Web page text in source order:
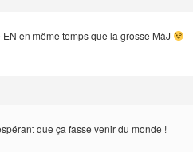
en même temps que la grosse MàJ
que ça fasse venir du monde !